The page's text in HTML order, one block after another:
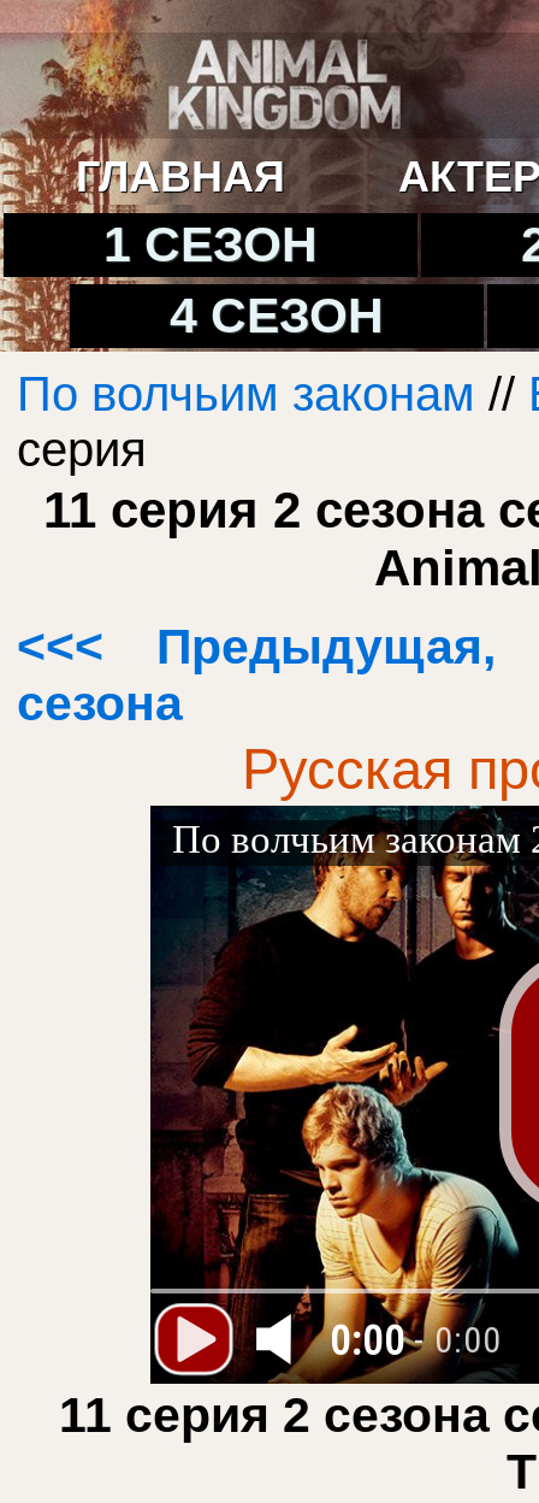
ГЛАВНАЯ
1 СЕЗОН
4 СЕЗОН
По волчьим законам //
серия
11 серия 2 сезона
<<<
сезона
Русская
0:00- 0:00
По волчьим законам
11 серия 2 сезона